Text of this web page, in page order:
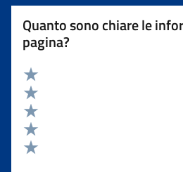
Quanto sono chiare le
pagina?
Valuta 5 stelle su 5
Valuta 4 stelle su 5
Valuta 3 stelle su 5
Valuta 2 stelle su 5